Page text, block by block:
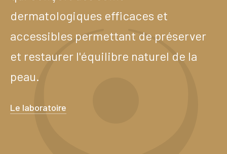
dermatologiques efficaces et
accessibles permettant de préserver
et restaurer l'équilibre naturel de la
peau.
Le laboratoire